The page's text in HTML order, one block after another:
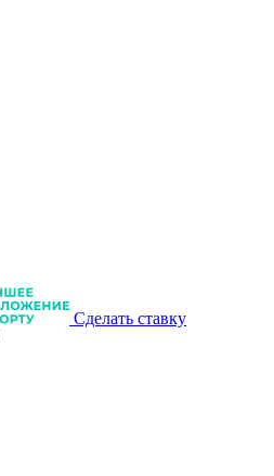
Сделать ставку